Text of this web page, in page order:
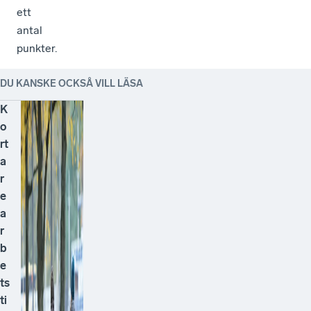
ett
antal
punkter.
DU KANSKE OCKSÅ VILL LÄSA
K
o
rt
a
r
e
a
r
b
e
ts
ti